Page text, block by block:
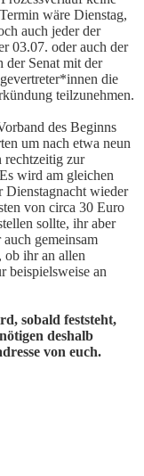
wäre Dienstag,
auch jeder der
03.07. oder auch der
der Senat mit der
die
teilzunehmen.
des Beginns
um nach etwa neun
rechtzeitig zur
wird am gleichen
Dienstagnacht wieder
von circa 30 Euro
sollte, ihr aber
gemeinsam
ob ihr an allen
beispielsweise an
sobald feststeht,
deshalb
von euch.